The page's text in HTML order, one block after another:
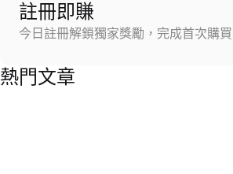
註冊即賺
今日註冊解鎖獨家獎勵，完成首次購
熱門文章